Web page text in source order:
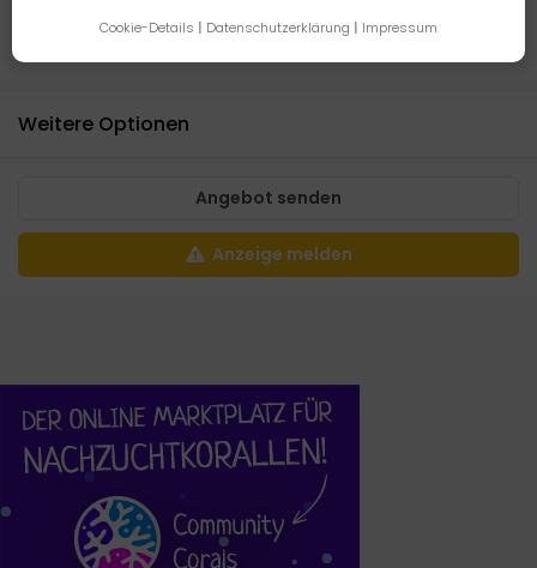
Cookie-Details | Datenschutzerklärung | Impressum
Weitere Optionen
Angebot senden
Anzeige melden